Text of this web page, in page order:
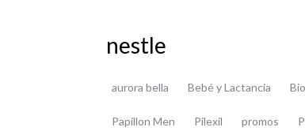
nestle
aurora bella Bebé y Lactancia
Papillon Men Pilexil promos